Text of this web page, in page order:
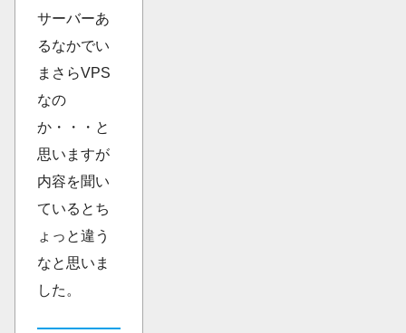
サーバーあ
るなかでい
まさらVPS
なの
か・・・と
思いますが
内容を聞い
ているとち
ょっと違う
なと思いま
した。